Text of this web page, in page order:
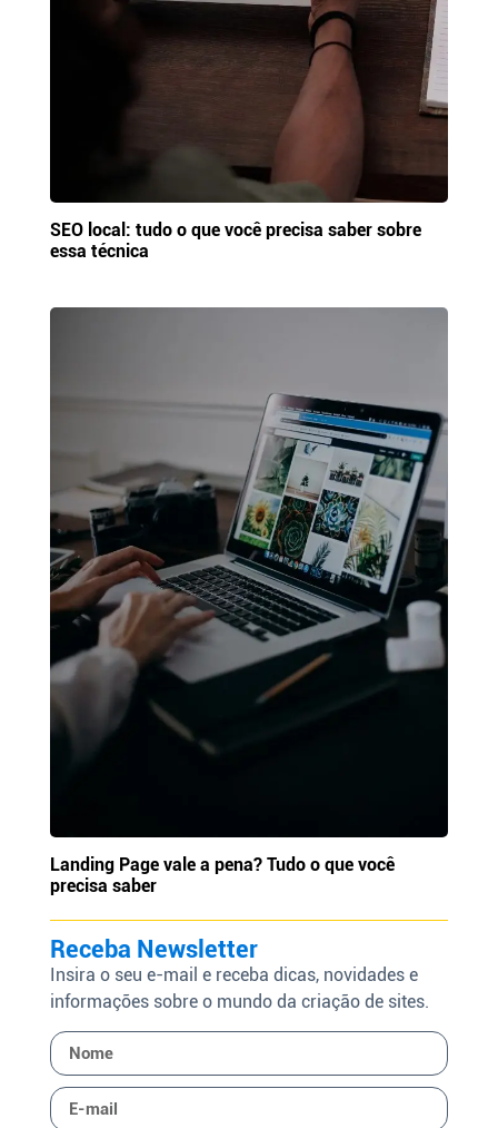
SEO local: tudo o que você precisa saber sobre
essa técnica
Landing Page vale a pena? Tudo o que você
precisa saber
Receba Newsletter
Insira o seu e-mail e receba dicas, novidades e
informações sobre o mundo da criação de sites.